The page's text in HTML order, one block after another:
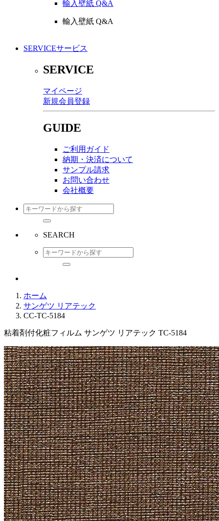
輸入壁紙 Q&A
輸入壁紙 Q&A
SERVICEサービス
SERVICE
マイページ
新規会員登録
GUIDE
ご利用ガイド
納期・決済について
サンプル請求
お問い合わせ
会社概要
SEARCH
ホーム
サンゲツ リアテック
CC-TC-5184
粘着剤付化粧フィルム サンゲツ リアテック TC-5184